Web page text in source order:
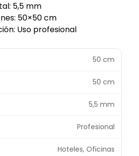
5,5 mm
50×50 cm
Uso profesional
50 cm
50 cm
5,5 mm
Profesional
Hoteles, Oficinas